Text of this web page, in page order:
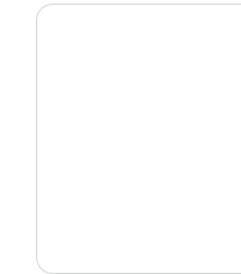
Kommentar